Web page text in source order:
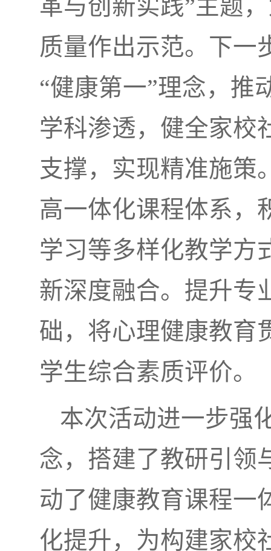
革与创新实践”主题
质量作出示范。下一
“健康第一”理念，推
学科渗透，健全家校
支撑，实现精准施策
高一体化课程体系，
学习等多样化教学方
新深度融合。提升专
础，将心理健康教育
学生综合素质评价。
本次活动进一步强
念，搭建了教研引领
动了健康教育课程一
化提升，为构建家校